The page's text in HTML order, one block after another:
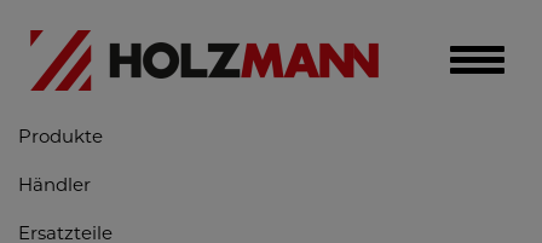
Toggle
Produkte
Händler
Ersatzteile